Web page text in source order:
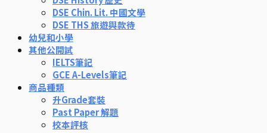
DSE Chin. Lit. 中國文學
DSE THS 旅遊與款待
幼兒和小學
其他公開試
IELTS筆記
GCE A-Levels筆記
商品種類
升Grade套裝
Past Paper 解題
校本評核